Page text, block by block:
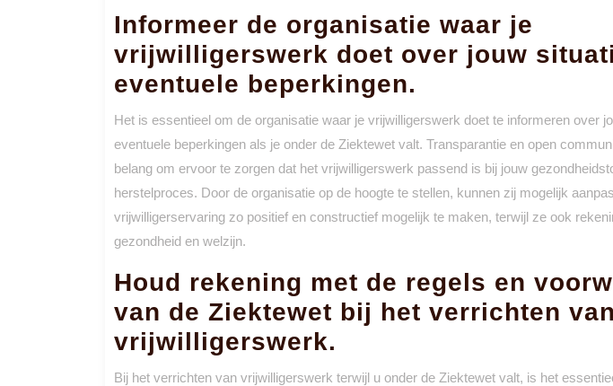
Informeer de organisatie waar je
vrijwilligerswerk doet over jouw
eventuele beperkingen.
Het is essentieel om de organisatie waar je vrijwilligerswerk doet te informeren over
eventuele beperkingen als je onder de Ziektewet valt. Transparantie en open
belang om ervoor te zorgen dat het vrijwilligerswerk passend is bij jouw
herstelproces. Door de organisatie op de hoogte te stellen, kunnen zij mogelijk
vrijwilligerservaring zo positief en constructief mogelijk te maken, terwijl ze ook
gezondheid en welzijn.
Houd rekening met de regels en
van de Ziektewet bij het verrichten van
vrijwilligerswerk.
Bij het verrichten van vrijwilligerswerk terwijl u onder de Ziektewet valt, is het